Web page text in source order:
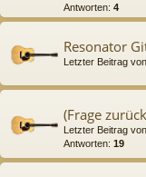
Antworten: 4
Resonator
Letzter Beitrag von
(Frage
Letzter Beitrag von
Antworten: 19